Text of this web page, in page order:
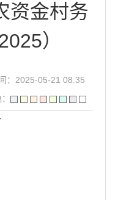
资金村务
）
：2025-05-21 08:35